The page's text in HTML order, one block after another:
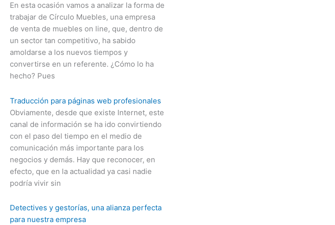
En esta ocasión vamos a analizar la forma de
trabajar de Círculo Muebles, una empresa
de venta de muebles on line, que, dentro de
un sector tan competitivo, ha sabido
amoldarse a los nuevos tiempos y
convertirse en un referente. ¿Cómo lo ha
hecho? Pues
Traducción para páginas web profesionales
Obviamente, desde que existe Internet, este
canal de información se ha ido convirtiendo
con el paso del tiempo en el medio de
comunicación más importante para los
negocios y demás. Hay que reconocer, en
efecto, que en la actualidad ya casi nadie
podría vivir sin
Detectives y gestorías, una alianza perfecta
para nuestra empresa